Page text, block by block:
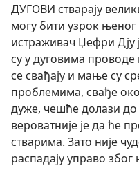
ДУГОВИ стварају
могу бити узрок
истраживач Џефри Дју
су у дуговима
се свађају и мање су
проблемима, свађе
дуже, чешће долази
вероватније је да ће
стварима. Зато није
распадају управо